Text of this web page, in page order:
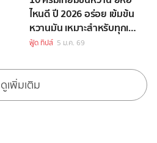
ไหนดี ปี 2026 อร่อย เข้มข้น
หวานมัน เหมาะสำหรับทุกเมนู
กาแฟ
ฟู้ด ทิปส์ 5 ม.ค. 69
ดูเพิ่มเติม